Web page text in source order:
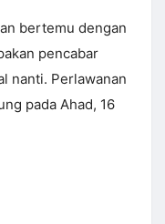
bertemu dengan
pencabar
nanti. Perlawanan
pada Ahad, 16